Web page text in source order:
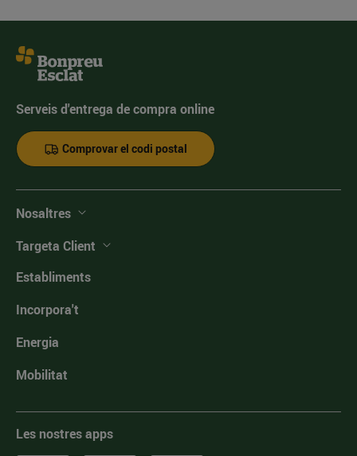
Serveis d'entrega de compra online
Comprovar el codi postal
Nosaltres
Targeta Client
Establiments
Incorpora't
Energia
Mobilitat
Les nostres apps